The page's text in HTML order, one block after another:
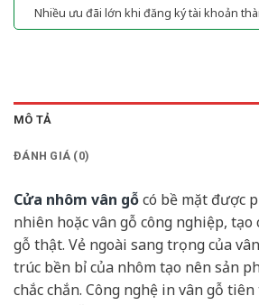
Nhiều ưu đãi lớn khi đăng ký tài khoản
MÔ TẢ
ĐÁNH GIÁ (0)
Cửa nhôm vân gỗcó bề mặt được
nhiên hoặc vân gỗ công nghiệp,
gỗ thật. Vẻ ngoài sang trọng của
trúc bền bỉ của nhôm tạo nên sản
chắc chắn. Công nghệ in vân gỗ